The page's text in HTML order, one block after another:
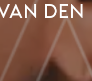
den